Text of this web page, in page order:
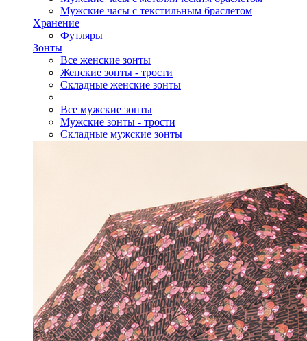
Мужские часы с текстильным браслетом
Хранение
Футляры
Зонты
Все женские зонты
Женские зонты - трости
Складные женские зонты
Все мужские зонты
Мужские зонты - трости
Складные мужские зонты